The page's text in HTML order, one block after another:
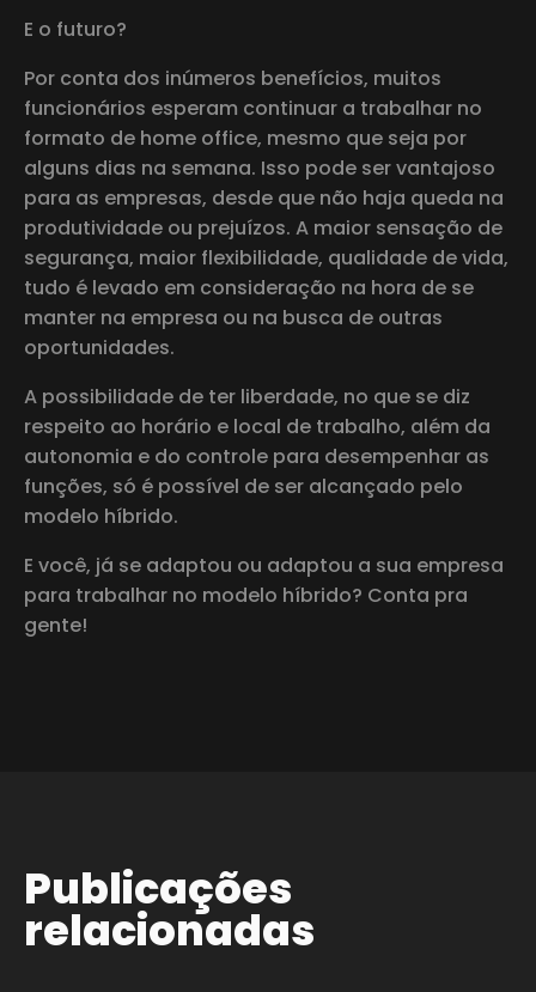
E o futuro?
Por conta dos inúmeros benefícios, muitos
funcionários esperam continuar a trabalhar no
formato de home office, mesmo que seja por
alguns dias na semana. Isso pode ser vantajoso
para as empresas, desde que não haja queda na
produtividade ou prejuízos. A maior sensação de
segurança, maior flexibilidade, qualidade de vida,
tudo é levado em consideração na hora de se
manter na empresa ou na busca de outras
oportunidades.
A possibilidade de ter liberdade, no que se diz
respeito ao horário e local de trabalho, além da
autonomia e do controle para desempenhar as
funções, só é possível de ser alcançado pelo
modelo híbrido.
E você, já se adaptou ou adaptou a sua empresa
para trabalhar no modelo híbrido? Conta pra
gente!
Publicações
relacionadas